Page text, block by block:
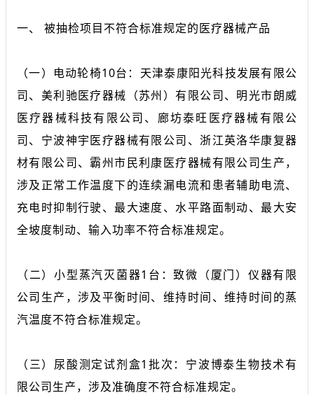
一、 被抽检项目不符合标准规定的医疗器械产品
（一）电动轮椅10台：天津泰康阳光科技发展有限公
司、美利驰医疗器械（苏州）有限公司、明光市朗威
医疗器械科技有限公司、廊坊泰旺医疗器械有限公
司、宁波神宇医疗器械有限公司、浙江英洛华康复器
材有限公司、霸州市民利康医疗器械有限公司生产，
涉及正常工作温度下的连续漏电流和患者辅助电流、
充电时抑制行驶、最大速度、水平路面制动、最大安
全坡度制动、输入功率不符合标准规定。
（二）小型蒸汽灭菌器1台：致微（厦门）仪器有限
公司生产，涉及平衡时间、维持时间、维持时间的蒸
汽温度不符合标准规定。
（三）尿酸测定试剂盒1批次：宁波博泰生物技术有
限公司生产，涉及准确度不符合标准规定。